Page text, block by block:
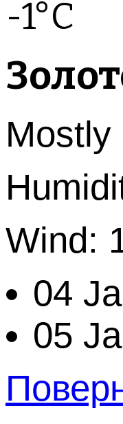
-1°C
Mostly
Wind:
04
05